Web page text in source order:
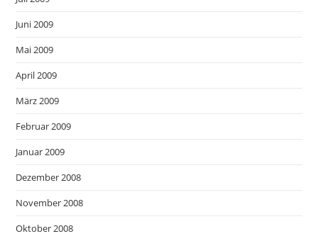
Juni 2009
Mai 2009
April 2009
März 2009
Februar 2009
Januar 2009
Dezember 2008
November 2008
Oktober 2008